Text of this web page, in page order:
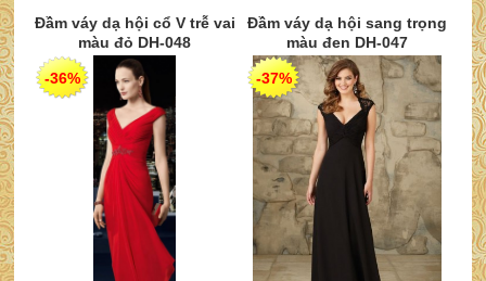
Đầm váy dạ hội cổ V trễ vai
màu đỏ DH-048
-36%
Đầm váy dạ hội sang trọng
màu đen DH-047
-37%